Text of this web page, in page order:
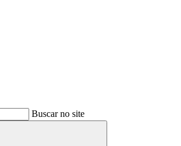
Buscar no site